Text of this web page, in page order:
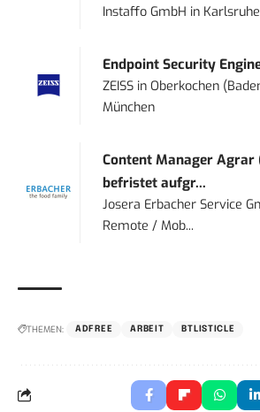
Instaffo GmbH in Karlsruhe
Endpoint Security
ZEISS inOberkochen
München
Content Manager
befristet aufgr...
Josera Erbacher Service
Remote / Mob...
THEMEN: ADFREE ARBEIT BTLISTICLE